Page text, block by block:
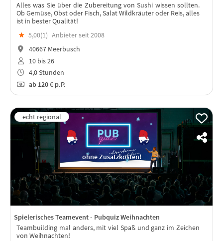
Alles was Sie über die Zubereitung von Sushi wissen sollten.
Ob Gemüse, Obst oder Fisch, Salat Wildkräuter oder Reis, alles
ist in bester Qualität!
★ 5,00(1) Anbieter seit 2008
40667 Meerbusch
10 bis 26
4,0 Stunden
ab120 € p.P.
ohne Zusatzkosten!
Spielerisches Teamevent - Pubquiz Weihnachten
Teambuilding mal anders, mit viel Spaß und ganz im Zeichen
von Weihnachten!